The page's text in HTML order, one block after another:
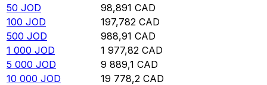
50 JOD 98,891 CAD
100 JOD 197,782 CAD
500 JOD 988,91 CAD
1 000 JOD 1 977,82 CAD
5 000 JOD 9 889,1 CAD
10 000 JOD 19 778,2 CAD